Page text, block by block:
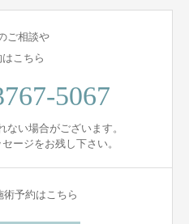
ご相談や
はこちら
5067
い場合がございます。
ージをお残し下さい。
予約はこちら